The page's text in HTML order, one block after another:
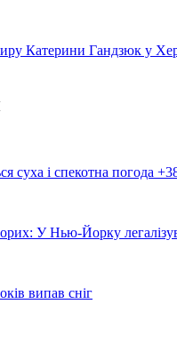
Катерини Гандзюк у
суха і спекотна погода
У Нью-Йорку
випав сніг